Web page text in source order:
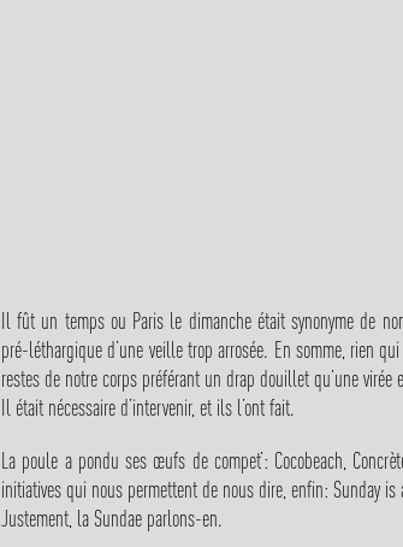
Il fût un temps ou Paris le dimanche était synonyme de
pré-léthargique d’une veille trop arrosée. En somme, rien
restes de notre corps préférant un drap douillet qu’une virée
Il était nécessaire d’intervenir, et ils l’ont fait.
La poule a pondu ses œufs de compet’: Cocobeach,
initiatives qui nous permettent de nous dire, enfin: Sunday is
Justement, la Sundae parlons-en.